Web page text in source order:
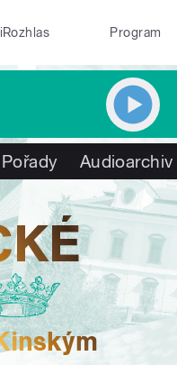
iRozhlas Program
Pořady Audioarchiv